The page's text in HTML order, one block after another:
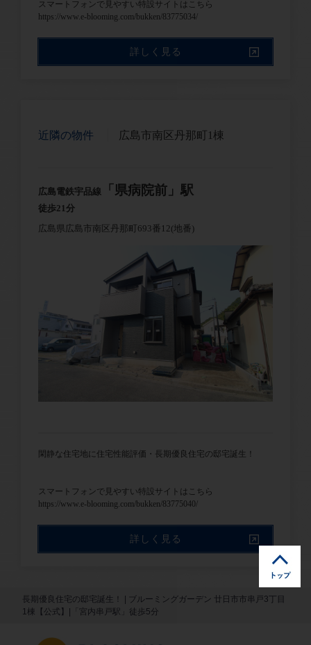
スマートフォンで見やすい特設サイトはこちら
https://www.e-blooming.com/bukken/83775034/
詳しく見る
近隣の物件 広島市南区丹那町1棟
広島電鉄宇品線 「県病院前」駅
徒歩21分
広島県広島市南区丹那町693番12(地番)
閑静な住宅地に住宅性能評価・長期優良住宅の邸宅誕生！
スマートフォンで見やすい特設サイトはこちら
https://www.e-blooming.com/bukken/83775040/
詳しく見る
長期優良住宅の邸宅誕生！ | ブルーミングガーデン 廿日市市串戸3丁目
1棟【公式】|「宮内串戸駅」徒歩5分